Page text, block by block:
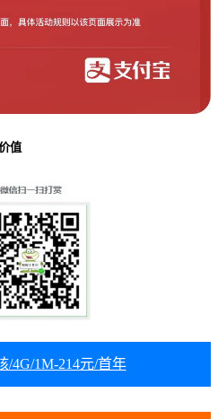
值
/4G/1M-214元/首年